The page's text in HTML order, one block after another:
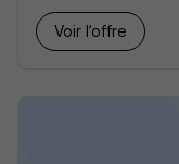
Voir l’offre